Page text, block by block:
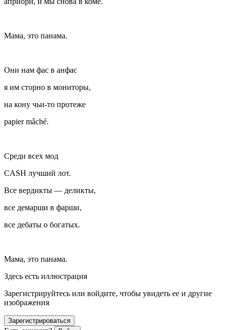
Мама, это панама.
Они нам фас в анфас
я им сторно в мониторы,
на кону чьи-то протеже
papier mâché.
Среди всех мод
CASH лучший лот.
Все вердикты — деликты,
все демарши в фарши,
все дебаты о богатых.
Мама, это панама.
Здесь есть иллюстрация
Зарегистрируйтесь или войдите, чтобы увидеть ее и другие
изображения
Зарегистрироваться